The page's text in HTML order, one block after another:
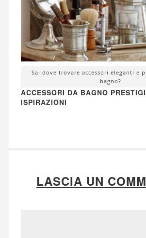
Sai dove trovare accessori eleganti e
bagno?
ACCESSORI DA BAGNO
ISPIRAZIONI
LASCIA UN